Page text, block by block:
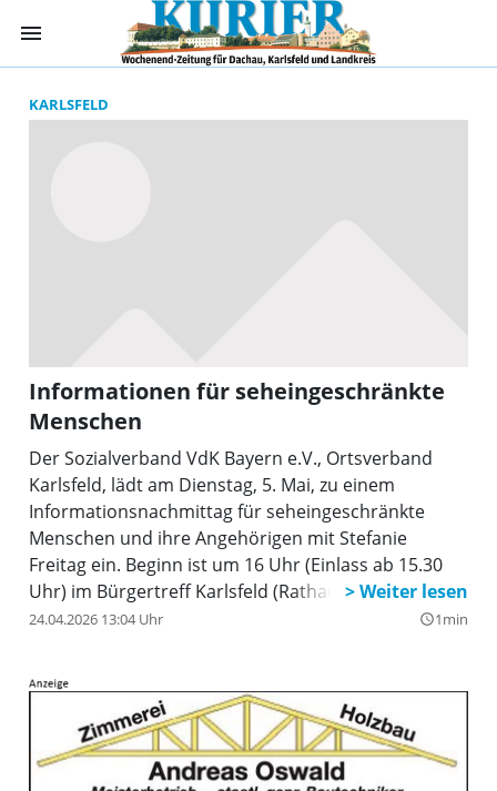
menu
KARLSFELD
Informationen für seheingeschränkte
Menschen
Der Sozialverband VdK Bayern e.V., Ortsverband
Karlsfeld, lädt am Dienstag, 5. Mai, zu einem
Informationsnachmittag für seheingeschränkte
Menschen und ihre Angehörigen mit Stefanie
Freitag ein. Beginn ist um 16 Uhr (Einlass ab 15.30
Uhr) im Bürgertreff Karlsfeld (Rathausstr. 65). Das
Angebot „Blickpunkt Auge – Rat und Hilfe bei
betroffen sind. Auf dem Programm stehen
Informationen zum Bayerischen Blinden- und
Sehbehindertenbund (BBSB e.V.), die Vorstellung
von Alltagshilfsmitteln sowie Wissenswertes zu
24.04.2026 13:04 Uhr query_builder1min